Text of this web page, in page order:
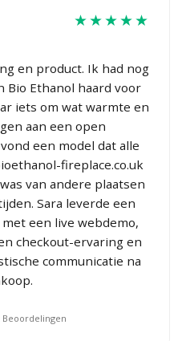
★★★★★
en product. Ik had nog
Bio Ethanol haard voor
iets om wat warmte en
aan een open
een model dat alle
fireplace.co.uk
van andere plaatsen
Sara leverde een
een live webdemo,
checkout-ervaring en
communicatie na
Beoordelingen